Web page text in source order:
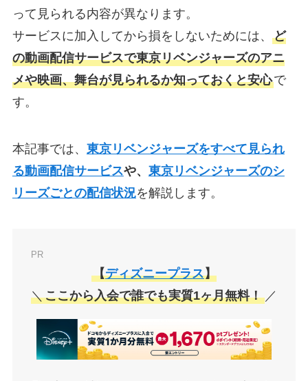
って見られる内容が異なります。
サービスに加入してから損をしないためには、 ど
の動画配信サービスで東京リベンジャーズのアニ
メや映画、舞台が見られるか知っておくと安心で
す。
本記事では、 東京リベンジャーズをすべて見られ
る動画配信サービスや、 東京リベンジャーズのシ
リーズごとの配信状況を解説します。
PR
【ディズニープラス】
＼ここから入会で誰でも実質1ヶ月無料！ ／